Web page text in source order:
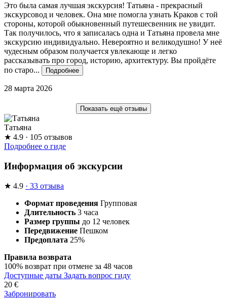
Это была самая лучшая экскурсия! Татьяна - прекрасный
экскурсовод и человек. Она мне помогла узнать Краков с той
стороны, которой обыкновенный путешесвенник не увидит.
Так получилось, что я записалась одна и Татьяна провела мне
экскурсию индивидуально. Невероятно и великодушно! У неё
чудесным образом получается увлекающе и легко
рассказывать про город, историю, архитектуру. Вы пройдёте
по старо...
Подробнее
28 марта 2026
Показать ещё отзывы
Татьяна
★ 4.9 · 105 отзывов
Подробнее о гиде
Информация об экскурсии
★ 4.9 · 33 отзыва
Формат проведения Групповая
Длительность 3 часа
Размер группы до 12 человек
Передвижение Пешком
Предоплата 25%
Правила возврата
100% возврат при отмене за 48 часов
Доступные даты Задать вопрос гиду
20 €
Забронировать